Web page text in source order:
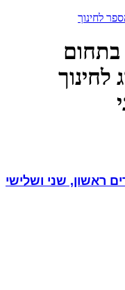
לחינוך
בתחום
ראשון, שני ושלישי